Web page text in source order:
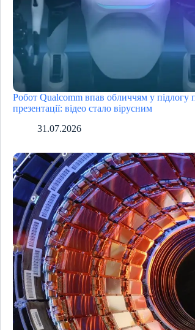
Робот Qualcomm впав обличчям у підлогу
презентації: відео стало вірусним
31.07.2026